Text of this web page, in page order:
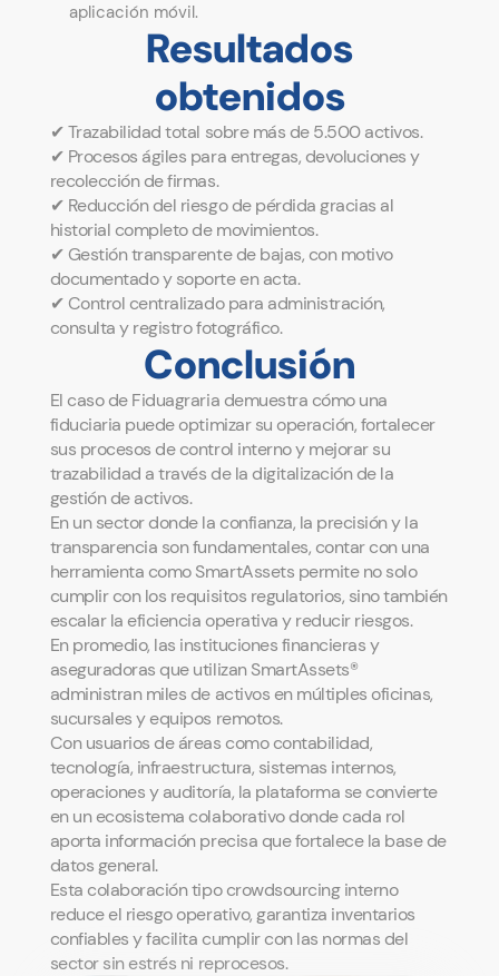
aplicación móvil.
Resultados
obtenidos
✔ Trazabilidad total sobre más de 5.500 activos.
✔ Procesos ágiles para entregas, devoluciones y
recolección de firmas.
✔ Reducción del riesgo de pérdida gracias al
historial completo de movimientos.
✔ Gestión transparente de bajas, con motivo
documentado y soporte en acta.
✔ Control centralizado para administración,
consulta y registro fotográfico.
Conclusión
El caso de Fiduagraria demuestra cómo una
fiduciaria puede optimizar su operación, fortalecer
sus procesos de control interno y mejorar su
trazabilidad a través de la digitalización de la
gestión de activos.
En un sector donde la confianza, la precisión y la
transparencia son fundamentales, contar con una
herramienta como SmartAssets permite no solo
cumplir con los requisitos regulatorios, sino también
escalar la eficiencia operativa y reducir riesgos.
En promedio, las instituciones financieras y
aseguradoras que utilizan SmartAssets®
administran miles de activos en múltiples oficinas,
sucursales y equipos remotos.
Con usuarios de áreas como contabilidad,
tecnología, infraestructura, sistemas internos,
operaciones y auditoría, la plataforma se convierte
en un ecosistema colaborativo donde cada rol
aporta información precisa que fortalece la base de
datos general.
Esta colaboración tipo crowdsourcing interno
reduce el riesgo operativo, garantiza inventarios
confiables y facilita cumplir con las normas del
sector sin estrés ni reprocesos.